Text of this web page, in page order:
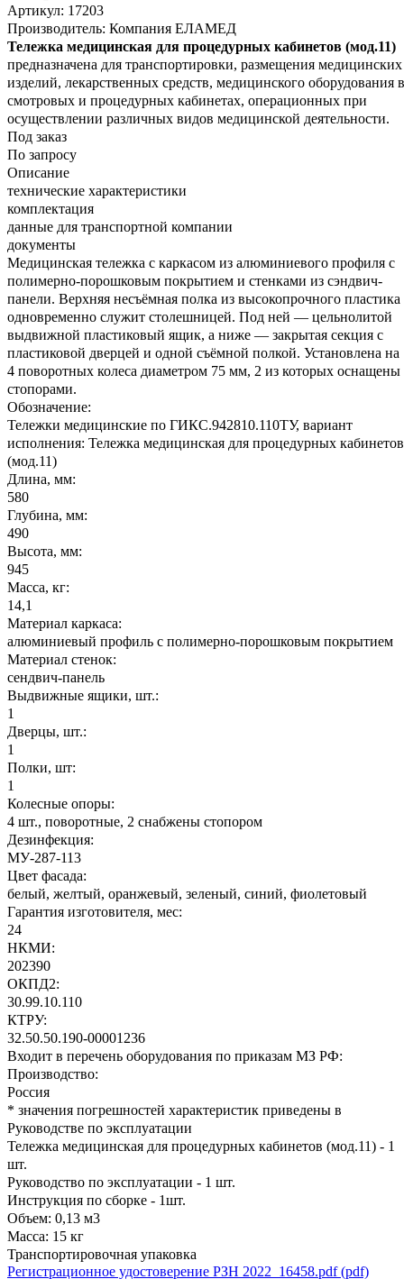
Артикул: 17203
Производитель: Компания ЕЛАМЕД
Тележка медицинская для процедурных кабинетов (мод.11)
предназначена для транспортировки, размещения медицинских
изделий, лекарственных средств, медицинского оборудования в
смотровых и процедурных кабинетах, операционных при
осуществлении различных видов медицинской деятельности.
Под заказ
По запросу
Описание
технические характеристики
комплектация
данные для транспортной компании
документы
Медицинская тележка с каркасом из алюминиевого профиля с
полимерно-порошковым покрытием и стенками из сэндвич-
панели. Верхняя несъёмная полка из высокопрочного пластика
одновременно служит столешницей. Под ней — цельнолитой
выдвижной пластиковый ящик, а ниже — закрытая секция с
пластиковой дверцей и одной съёмной полкой. Установлена на
4 поворотных колеса диаметром 75 мм, 2 из которых оснащены
стопорами.
Обозначение:
Тележки медицинские по ГИКС.942810.110ТУ, вариант
исполнения: Тележка медицинская для процедурных кабинетов
(мод.11)
Длина, мм:
580
Глубина, мм:
490
Высота, мм:
945
Масса, кг:
14,1
Материал каркаса:
алюминиевый профиль с полимерно-порошковым покрытием
Материал стенок:
сендвич-панель
Выдвижные ящики, шт.:
1
Дверцы, шт.:
1
Полки, шт:
1
Колесные опоры:
4 шт., поворотные, 2 снабжены стопором
Дезинфекция:
МУ-287-113
Цвет фасада:
белый, желтый, оранжевый, зеленый, синий, фиолетовый
Гарантия изготовителя, мес:
24
НКМИ:
202390
ОКПД2:
30.99.10.110
КТРУ:
32.50.50.190-00001236
Входит в перечень оборудования по приказам МЗ РФ:
Производство:
Россия
* значения погрешностей характеристик приведены в
Руководстве по эксплуатации
Тележка медицинская для процедурных кабинетов (мод.11) - 1
шт.
Руководство по эксплуатации - 1 шт.
Инструкция по сборке - 1шт.
Объем: 0,13 м3
Масса: 15 кг
Транспортировочная упаковка
Регистрационное удостоверение РЗН 2022_16458.pdf (pdf)